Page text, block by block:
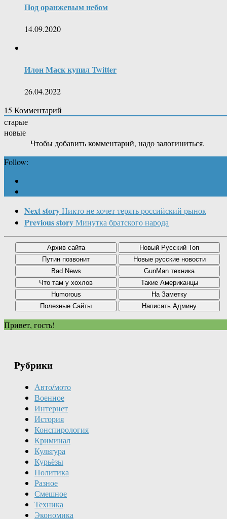
Под оранжевым небом
14.09.2020
Илон Маск купил Twitter
26.04.2022
15 Комментарий
старые
новые
Чтобы добавить комментарий, надо залогиниться.
Follow:
Next storyНикто не хочет терять российский рынок
Previous storyМинутка братского народа
Привет, гость!
Рубрики
Авто/мото
Военное
Интернет
История
Конспирология
Криминал
Культура
Курьёзы
Политика
Разное
Смешное
Техника
Экономика